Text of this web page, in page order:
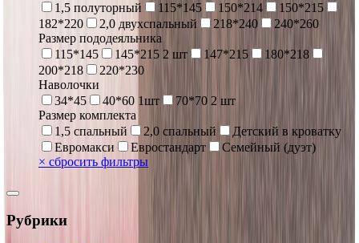
1,5 полуторный
115*145 150*214
150*215
182*220
2,0 двухспальный 218*240
240*260
Размер пододеяльника
115*145
145*215 2 шт 147*215
180*218
200*218
220*230
Наволочки
34*45
40*60 1шт
70*70 2 шт
Размер комплекта
1,5 спальный
2,0 спальный
Детский в кроватку
Евромакси
Евростандарт
Семейный (дуэт)
× сбросить фильтры
Рубрики